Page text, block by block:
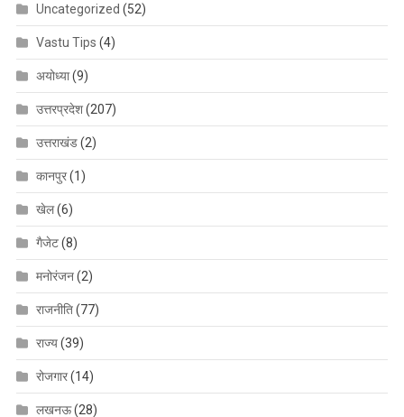
Uncategorized (52)
Vastu Tips (4)
अयोध्या(9)
उत्तरप्रदेश(207)
उत्तराखंड(2)
कानपुर(1)
खेल(6)
गैजेट(8)
मनोरंजन(2)
राजनीति(77)
राज्य(39)
रोजगार(14)
लखनऊ(28)